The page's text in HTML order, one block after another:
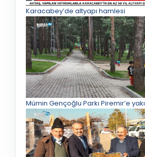
Karacabey’de altyapı hamlesi
Mümin Gençoğlu Parkı Piremir’e